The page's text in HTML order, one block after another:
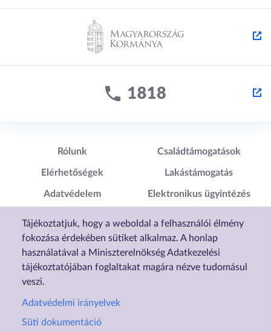
Tájékoztatjuk, hogy a weboldal a felhasználói élmény
fokozása érdekében sütiket alkalmaz. A honlap
használatával a Miniszterelnökség Adatkezelési
tájékoztatójában foglaltakat magára nézve tudomásul
veszi.
Adatvédelmi irányelvek
Süti dokumentáció
Lábléc1
Rólunk
Elérhetőségek
Adatvédelem
Akadálymentesítési
Nyilatkozat
Lábléc2
Családtámogatások
Lakástámogatás
Elektronikus ügyintézés